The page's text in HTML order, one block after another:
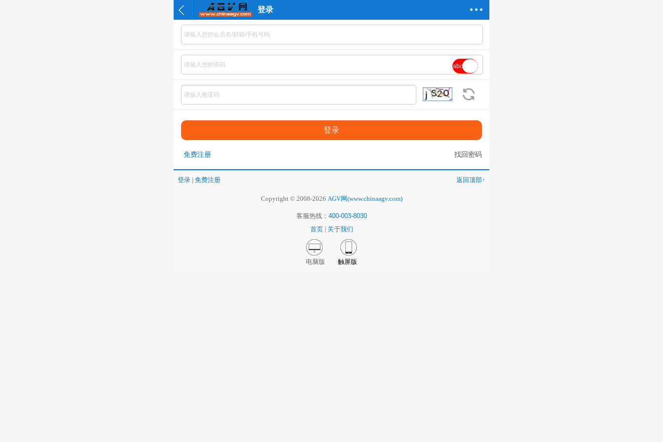
登录
abc
免费注册 找回密码
登录 免费注册 返回顶部↑
Copyright © 2008-2026 AGV网(www.chinaagv.com)
客服热线： 400-003-8030
首页
关于我们
电脑版 触屏版